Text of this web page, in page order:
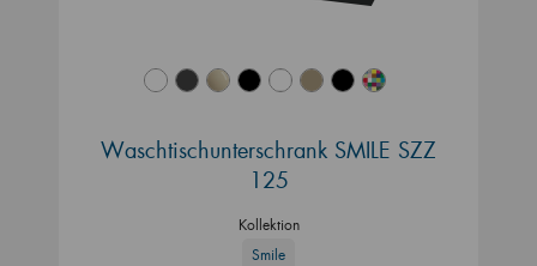
Waschtischunterschrank SMILE SZZ
125
Kollektion
Smile